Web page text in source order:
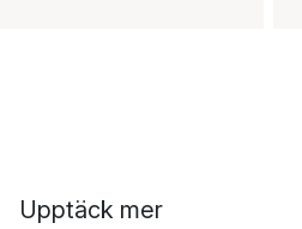
Upptäck mer